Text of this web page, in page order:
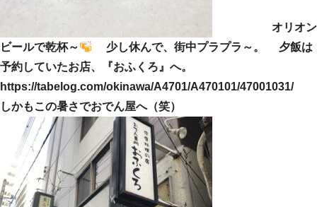
オリオン
ビールで乾杯～
少し休んで、街中プラプラ～。 夕飯は
予約していたお店、『おふくろ』へ。
https://tabelog.com/okinawa/A4701/A470101/47001031/
しかもこの暑さでおでん屋へ（笑）